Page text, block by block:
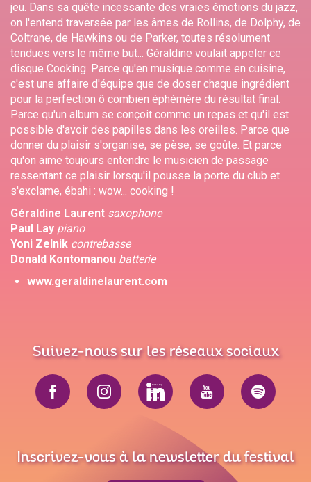
jeu. Dans sa quête incessante des vraies émotions du jazz,
on l'entend traversée par les âmes de Rollins, de Dolphy, de
Coltrane, de Hawkins ou de Parker, toutes résolument
tendues vers le même but... Géraldine voulait appeler ce
disque Cooking. Parce qu'en musique comme en cuisine,
c'est une affaire d'équipe que de doser chaque ingrédient
pour la perfection ô combien éphémère du résultat final.
Parce qu'un album se conçoit comme un repas et qu'il est
possible d'avoir des papilles dans les oreilles. Parce que
donner du plaisir s'organise, se pèse, se goûte. Et parce
qu'on aime toujours entendre le musicien de passage
ressentant ce plaisir lorsqu'il pousse la porte du club et
s'exclame, ébahi : wow... cooking !
Géraldine Laurent saxophone
Paul Lay piano
Yoni Zelnik contrebasse
Donald Kontomanou batterie
www.geraldinelaurent.com
Suivez-nous sur les réseaux sociaux
Inscrivez-vous à la newsletter du festival